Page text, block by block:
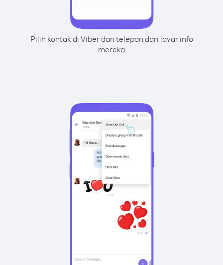
Pilih kontak di Viber dan telepon dari layar info
mereka